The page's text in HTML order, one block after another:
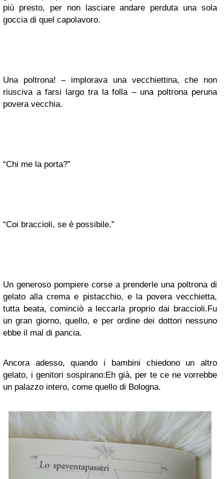
più presto, per non lasciare andare perduta una sola
goccia di quel capolavoro.
Una poltrona! – implorava una vecchiettina, che non
riusciva a farsi largo tra la folla – una poltrona peruna
povera vecchia.
“Chi me la porta?”
“Coi braccioli, se è possibile.”
Un generoso pompiere corse a prenderle una poltrona di
gelato alla crema e pistacchio, e la povera vecchietta,
tutta beata, cominciò a leccarla proprio dai braccioli.Fu
un gran giorno, quello, e per ordine dei dottori nessuno
ebbe il mal di pancia.
Ancora adesso, quando i bambini chiedono un altro
gelato, i genitori sospirano:Eh già, per te ce ne vorrebbe
un palazzo intero, come quello di Bologna.